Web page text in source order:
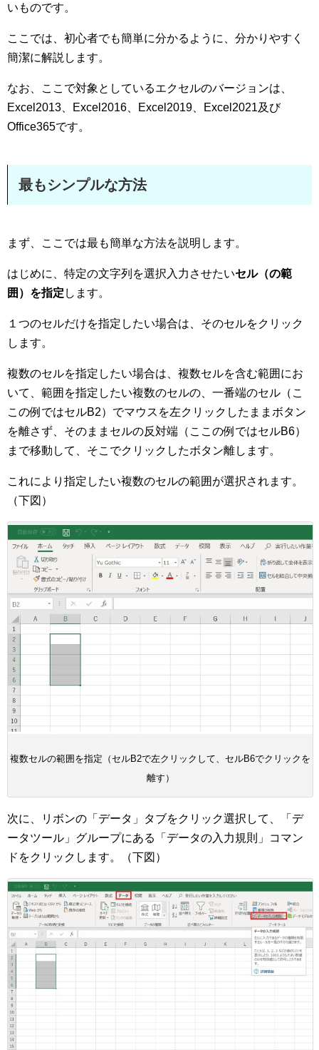
いものです。
ここでは、初心者でも簡単に分かるように、分かりやすく
簡潔に解説します。
なお、ここで対象としているエクセルのバージョンは、
Excel2013、Excel2016、Excel2019、Excel2021及び
Office365です。
最もシンプルな方法
まず、ここでは最も簡単な方法を説明します。
はじめに、特定の文字列を選択入力させたいセル（の範
囲）を指定 します。
１つのセルだけを指定したい場合は、そのセルをクリック
します。
複数のセルを指定したい場合は、複数セルを含む範囲にお
いて、範囲を指定したい複数のセルの、一番端のセル（こ
この例ではセルB2）でマウスを左クリックしたままボタン
を離さず、そのままセルの反対端（ここの例ではセルB6）
まで移動して、そこでクリックしたボタン離します。
これにより指定したい複数のセルの範囲が選択されます。
（下図）
複数セルの範囲を指定（セルB2で左クリックして、セルB6でクリックを
離す）
次に、リボンの「データ」タブをクリック選択して、「デ
ータツール」グループにある「データの入力規則」コマン
ドをクリックします。（下図）